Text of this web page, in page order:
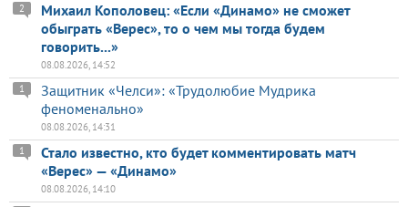
Михаил Кополовец: «Если «Динамо» не сможет
обыграть «Верес», то о чем мы тогда будем
говорить...»
2
08.08.2026, 14:52
Защитник «Челси»: «Трудолюбие Мудрика
феноменально»
1
08.08.2026, 14:31
Стало известно, кто будет комментировать матч
«Верес» — «Динамо»
1
08.08.2026, 14:10